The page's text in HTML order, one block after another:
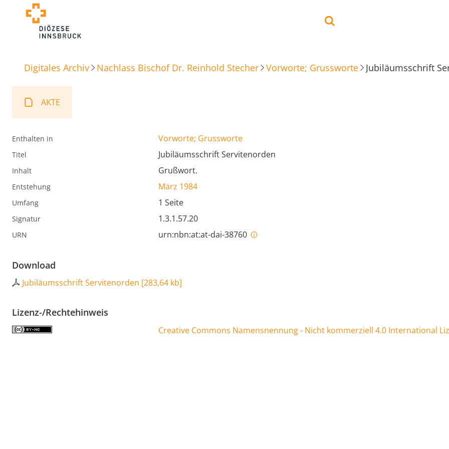
Digitales Archiv Nachlass Bischof Dr. Reinhold Stecher Vorworte; Grussworte Jubiläumsschrift
AKTE
Enthalten in Vorworte; Grussworte
Titel Jubiläumsschrift Servitenorden
Inhalt Grußwort.
Entstehung März 1984
Umfang 1 Seite
Signatur 1.3.1.57.20
URN urn:nbn:at:at-dai-38760
Download
Jubiläumsschrift Servitenorden [283,64 kb]
Lizenz-/Rechtehinweis
Creative Commons Namensnennung - Nicht kommerziell 4.0 International